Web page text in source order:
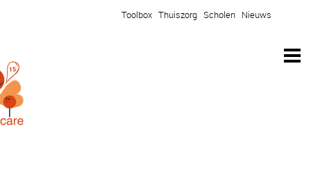
Toolbox Thuiszorg Scholen Nieuws